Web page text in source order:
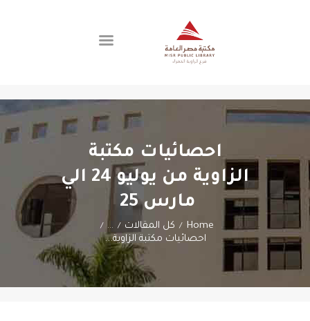
احصائيات مكتبة
الزاوية من يوليو 24 الي
مارس 25
Home كل المقالات ...
احصائيات مكتبة الزاوية...
اتصل بنا
الفروع
عن المكتبة
العضوية